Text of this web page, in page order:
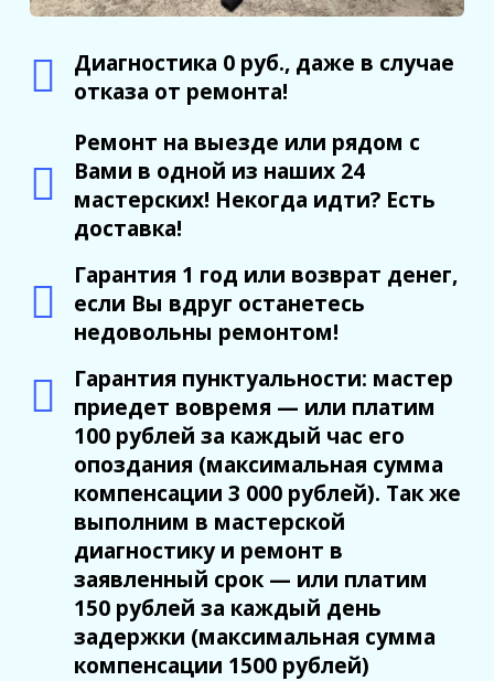
Диагностика 0 руб., даже в случае
отказа от ремонта!
Ремонт на выезде или рядом с
Вами в одной из наших 24
мастерских! Некогда идти? Есть
доставка!
Гарантия 1 год или возврат денег,
если Вы вдруг останетесь
недовольны ремонтом!
Гарантия пунктуальности: мастер
приедет вовремя — или платим
100 рублей за каждый час его
опоздания (максимальная сумма
компенсации 3 000 рублей). Так же
выполним в мастерской
диагностику и ремонт в
заявленный срок — или платим
150 рублей за каждый день
задержки (максимальная сумма
компенсации 1500 рублей)